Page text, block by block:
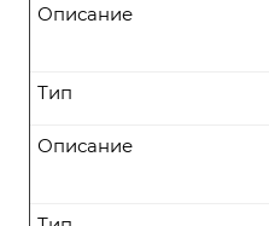
Описание
Тип
Описание